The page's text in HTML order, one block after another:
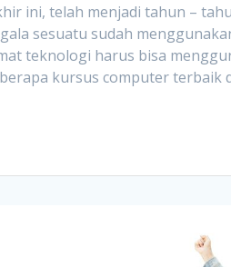
ini, telah menjadi tahun –
sesuatu sudah
teknologi harus bisa
kursus computer terbaik